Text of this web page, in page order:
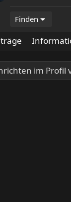
Finden
im Profil